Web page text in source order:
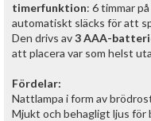
timerfunktion: 6 timmar
automatiskt släcks för att
Den drivs av3 AAA-
att placera var som helst
Fördelar:
Nattlampa i form av
Mjukt och behagligt ljus för